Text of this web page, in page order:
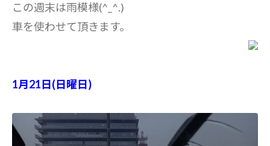
この週末は雨模様(^_^.)
車を使わせて頂きます。
1月21日(日曜日)